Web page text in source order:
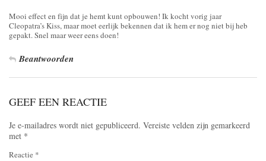
Mooi effect en fijn dat je hemt kunt opbouwen! Ik kocht vorig jaar
Cleopatra’s Kiss, maar moet eerlijk bekennen dat ik hem er nog niet bij heb
gepakt. Snel maar weer eens doen!
Beantwoorden
GEEF EEN REACTIE
Je e-mailadres wordt niet gepubliceerd. Vereiste velden zijn gemarkeerd
met *
Reactie *